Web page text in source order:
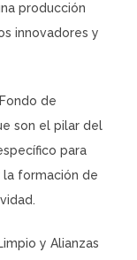
producción
innovadores y
de
son el pilar del
para
la formación de
y Alianzas